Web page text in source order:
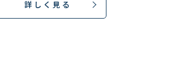
詳しく見る